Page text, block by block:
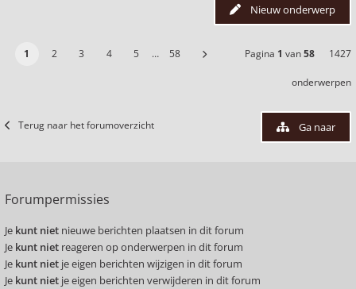
Nieuw onderwerp
1 2 3 4 5 … 58 Pagina 1 van58 1427
onderwerpen
Terug naar het forumoverzicht Ga naar
Forumpermissies
Je kunt niet nieuwe berichten plaatsen in dit forum
Je kunt niet reageren op onderwerpen in dit forum
Je kunt niet je eigen berichten wijzigen in dit forum
Je kunt niet je eigen berichten verwijderen in dit forum